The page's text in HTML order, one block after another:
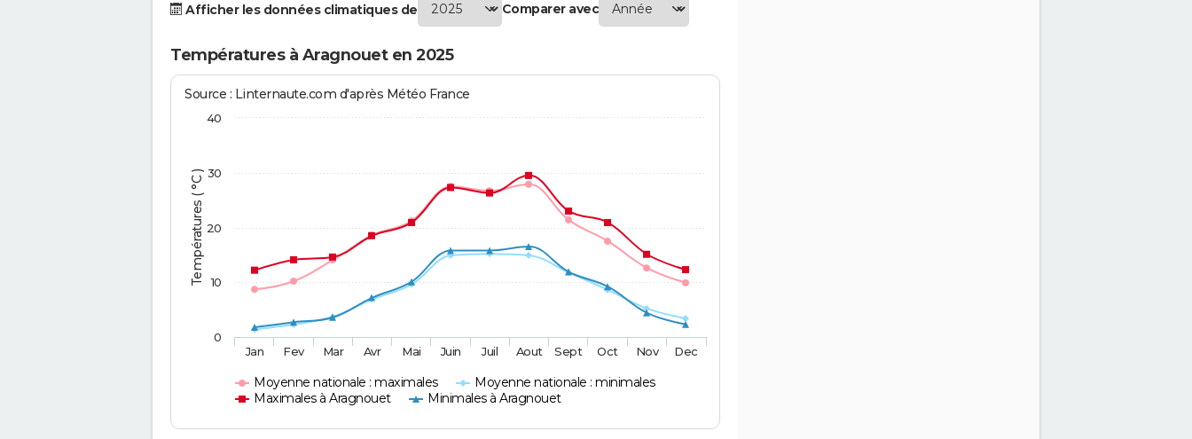
Afficher les données climatiques de Comparer avec
Températures à Aragnouet en 2025
Températures ( °C )
Source : Linternaute.com d'après Météo France
Moyenne nationale : maximales
Moyenne nationale : minimales
Maximales à Aragnouet
Minimales à Aragnouet
Jan Fev Mar Avr Mai Juin Juil Aout Sept Oct Nov Dec
0
10
20
30
40